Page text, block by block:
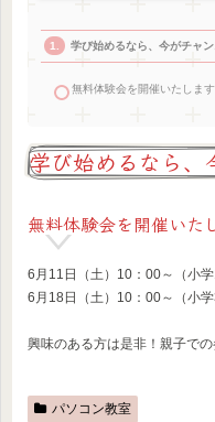
学び始めるなら、今がチャン
無料体験会を開催いたします
学び始めるなら、
無料体験会を開催いた
6月11日（土）10：00～（小
6月18日（土）10：00～（小
興味のある方は是非！親子で
パソコン教室